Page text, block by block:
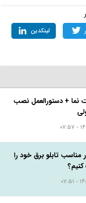
لینکدین
+ دستورالعمل نصب
تابلو برق خود را